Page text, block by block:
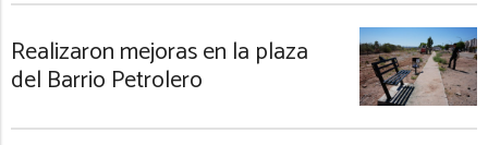
Realizaron mejoras en la plaza
del Barrio Petrolero